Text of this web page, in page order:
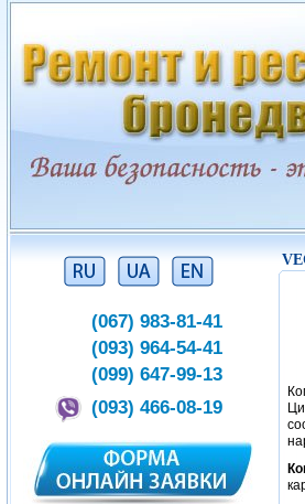
(067) 983-81-41
(093) 964-54-41
(099) 647-99-13
(093) 466-08-19